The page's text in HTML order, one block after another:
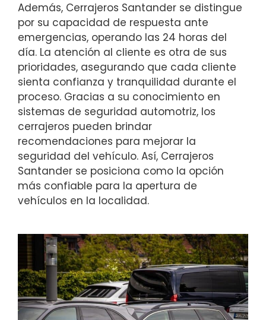
Además, Cerrajeros Santander se distingue
por su capacidad de respuesta ante
emergencias, operando las 24 horas del
día. La atención al cliente es otra de sus
prioridades, asegurando que cada cliente
sienta confianza y tranquilidad durante el
proceso. Gracias a su conocimiento en
sistemas de seguridad automotriz, los
cerrajeros pueden brindar
recomendaciones para mejorar la
seguridad del vehículo. Así, Cerrajeros
Santander se posiciona como la opción
más confiable para la apertura de
vehículos en la localidad.